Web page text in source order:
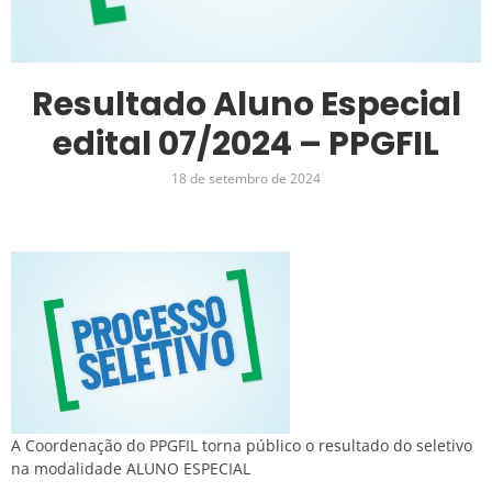
Resultado Aluno Especial
edital 07/2024 – PPGFIL
18 de setembro de 2024
A Coordenação do PPGFIL torna público o resultado do seletivo
na modalidade ALUNO ESPECIAL